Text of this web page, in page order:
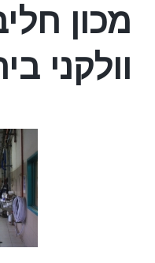
מכון
וולקני